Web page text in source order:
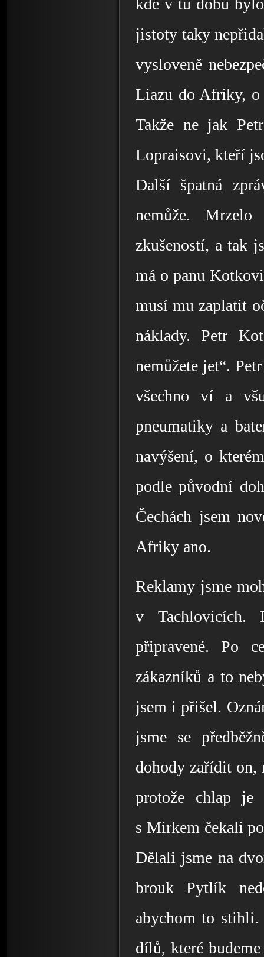
kde v tu dobu
jistoty taky
vysloveně
Liazu do Afriky, o
Takže ne jak
Lopraisovi, kteří
Další špatná
nemůže.
zkušeností, a tak
má o panu
musí mu zaplatit
náklady. Petr
nemůžete jet“.
všechno ví a
pneumatiky a
navýšení, o
podle původní
Čechách jsem
Afriky ano.
Reklamy jsme
v Tachlovicích.
připravené. Po
zákazníků a to
jsem i přišel.
jsme se
dohody zařídit on,
protože chlap
s Mirkem čekali
Dělali jsme na
brouk Pytlík
abychom to stihli.
dílů, které